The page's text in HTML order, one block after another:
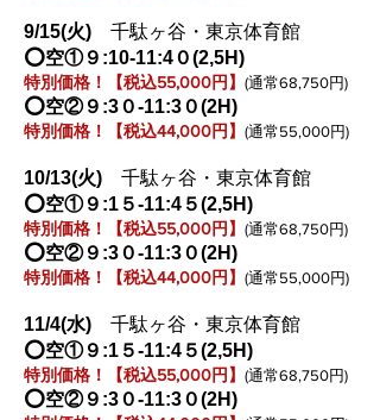
9/15(火) 千駄ヶ谷・東京体育館
⭕️空①９:10-11:4０(2,5H)
特別価格！【税込55,000円】 (通常68,750円)
⭕️空②９:3０-11:3０(2H)
特別価格！【税込44,000円】 (通常55,000円)
10/13(火) 千駄ヶ谷・東京体育館
⭕️空①９:1５-11:4５(2,5H)
特別価格！【税込55,000円】 (通常68,750円)
⭕️空②９:3０-11:3０(2H)
特別価格！【税込44,000円】 (通常55,000円)
11/4(水) 千駄ヶ谷・東京体育館
⭕️空①９:1５-11:4５(2,5H)
特別価格！【税込55,000円】 (通常68,750円)
⭕️空②９:3０-11:3０(2H)